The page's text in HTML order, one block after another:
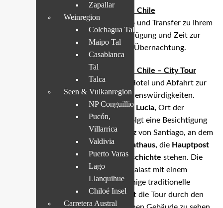
Santiago de Chile
Ankunft am Flughafen von Santiago und Transfer zu Ihrem
Hotel. Rest des Tages zur freien Verfügung und Zeit zur
Erkundung Santiagos in Eigenregie. Übernachtung.
–Santiago de Chile – City Tour
Nach dem Frühstück Abholung im Hotel und Abfahrt zur
Stadtmitte und den wichtigsten Sehenswürdigkeiten.
Dazu gehört zuerst derCerro Santa Lucia, Ort der
Stadtgründung im Jahre 1541. Es folgt eine Besichtigung
, demHauptplatz von Santiago, an dem
von Santiago, das Rathaus, die Hauptpost
für Nationale Geschichte stehen. Die
Tour führt weiter zum Präsidentenpalast mit einem
anschließenden Rundgang durch einige traditionelle
Straßen und Quartiere. Weiter führt die Tour durch den
Zapallar
Weinregion
Colchagua Tal
Maipo Tal
Casablanca
Tal
Talca
Seen & Vulkanregion
NP Conguillio
Pucón,
Villarrica
Valdivia
Puerto Varas
Lago
Llanquihue
Chiloé Insel
Carretera Austral